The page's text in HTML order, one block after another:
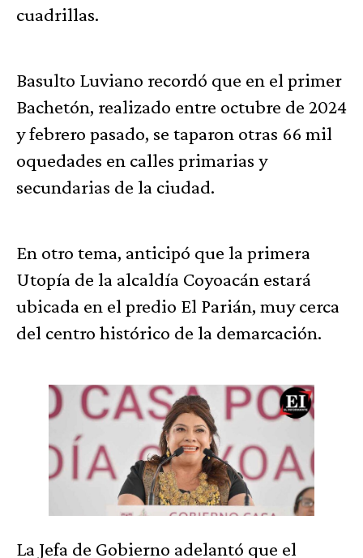
cuadrillas.
Basulto Luviano recordó que en el primer
Bachetón, realizado entre octubre de 2024
y febrero pasado, se taparon otras 66 mil
oquedades en calles primarias y
secundarias de la ciudad.
En otro tema, anticipó que la primera
Utopía de la alcaldía Coyoacán estará
ubicada en el predio El Parián, muy cerca
del centro histórico de la demarcación.
La Jefa de Gobierno adelantó que el